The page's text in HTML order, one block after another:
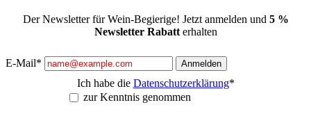
Der Newsletter für Wein-Begierige! Jetzt anmelden und 5 %
Newsletter Rabatterhalten
E-Mail* Anmelden
Ich habe die Datenschutzerklärung*
zur Kenntnis genommen